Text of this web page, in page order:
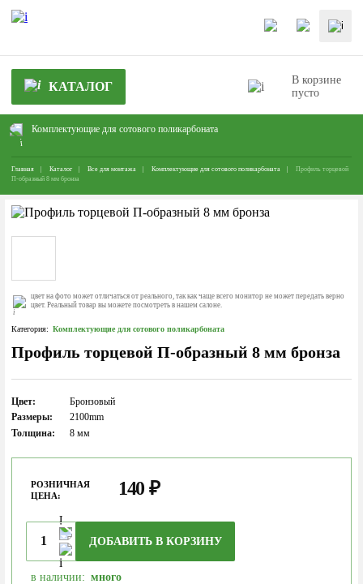
КАТАЛОГ
В корзине
пусто
Комплектующие для сотового поликарбоната
Главная Каталог Все для монтажа Комплектующие для сотового поликарбоната
Профиль торцевой
П-образный 8 мм бронза
цвет на фото может отличаться от реального, так как чаще всего монитор не может передать верно
цвет. Реальный товар вы можете посмотреть в нашем салоне.
Категория: Комплектующие для сотового поликарбоната
Профиль торцевой П-образный 8 мм бронза
Цвет:
Бронзовый
Размеры:
2100mm
Толщина:
8 мм
РОЗНИЧНАЯ
ЦЕНА:
140₽
ДОБАВИТЬ В КОРЗИНУ
в наличии: много